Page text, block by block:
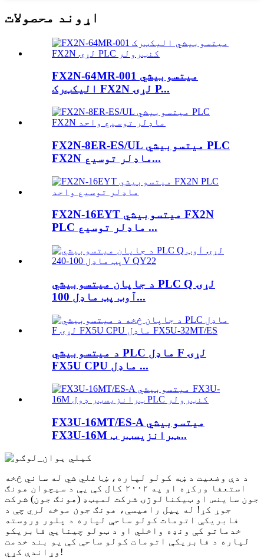
اړوند محصولات
FX2N-64MR-001 میتسوبیشي
الیکټرک FX2N لړۍ P...
FX2N-8ER-ES/UL میتسوبیشي PLC
FX2N ماډلر توسیع...
FX2N-16EYT میتسوبیشي FX2N
PLC ماډلر توسیع ...
د جاپان میتسوبیشي PLC Q لړۍ
آوټ پټ ماډل 100...
د میتسوبیشي PLC ماډل F لړۍ
FX5U CPU ماډل ...
FX3U-16MT/ES-A میتسوبیشي
FX3U-16M ټرانزیسټر ټ...
د دې وضعیت د ښه کولو لپاره، ښاغلي شي له ساني څخه
استعفا ورکړه او په ۲۰۰۲ کال کې یې د سیچوان هونګ
جون ساینس او ​​ټیکنالوژۍ شرکت لمیټډ (هونګ جون) شرکت
جوړ کړ! له پیل راهیسې، هونګ جون موخه لري چې د
فابریکې اتومات کولو ساحې لپاره د پلور وروسته
خدماتو کې ونډه واخلي او د ټولو چینایي فابریکو
لپاره د فابریکې اتومات کولو ساحې کې یو بند خدمت
وړاندې کړي!